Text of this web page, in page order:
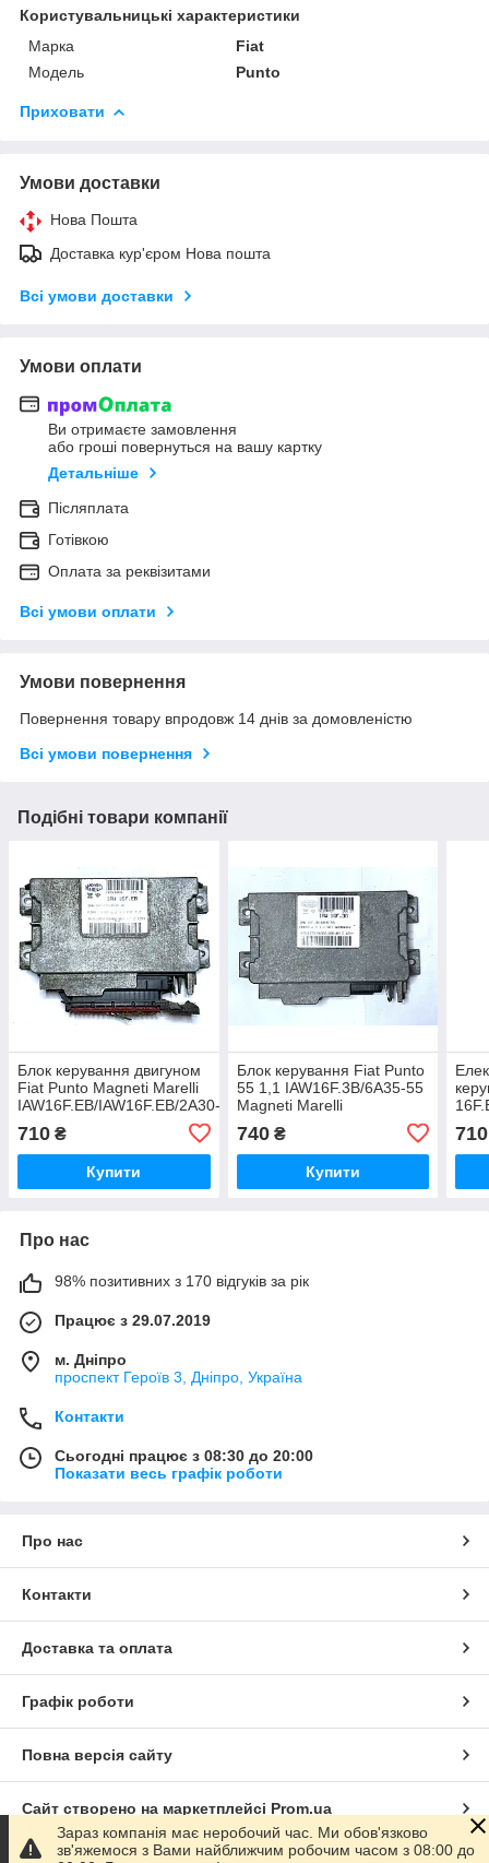
Користувальницькі характеристики
Марка
Fiat
Модель
Punto
Приховати
Умови доставки
Нова Пошта
Доставка кур'єром Нова пошта
Всі умови доставки
Умови оплати
Ви отримаєте замовлення
або гроші повернуться на вашу картку
Детальніше
Післяплата
Готівкою
Оплата за реквізитами
Всі умови оплати
Умови повернення
Повернення товару впродовж 14 днів за домовленістю
Всі умови повернення
Подібні товари компанії
Блок керування двигуном
Fiat Punto Magneti Marelli
IAW16F.EB/IAW16F.EB/2A30-
710 ₴
Купити
Блок керування Fiat Punto
55 1,1 IAW16F.3B/6A35-55
Magneti Marelli
740₴
Купити
710
Про нас
98% позитивних з 170 відгуків за рік
Працює з 29.07.2019
м. Дніпро
проспект Героїв 3, Дніпро, Україна
Контакти
Сьогодні працює з 08:30 до 20:00
Показати весь графік роботи
Про нас
Контакти
Доставка та оплата
Графік роботи
Повна версія сайту
Сайт створено на маркетплейсі Prom.ua
Зараз компанія має неробочий час. Ми обов'язково
зв'яжемося з Вами найближчим робочим часом з 08:00 до